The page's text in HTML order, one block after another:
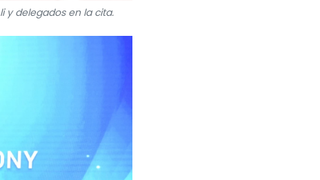
y delegados en la cita.